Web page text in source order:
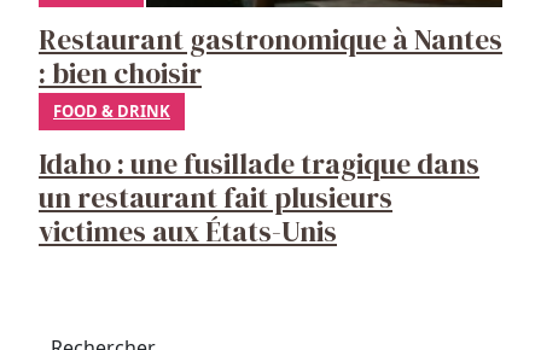
Restaurant gastronomique à Nantes
: bien choisir
FOOD & DRINK
Idaho : une fusillade tragique dans
un restaurant fait plusieurs
victimes aux États-Unis